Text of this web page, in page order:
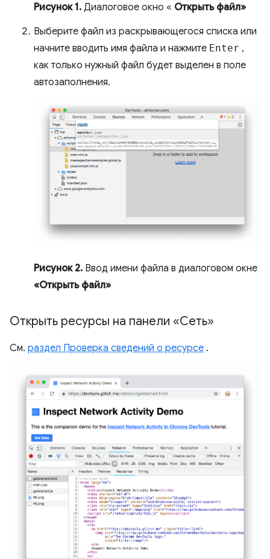
Рисунок 1. Диалоговое окно « Открыть файл»
Выберите файл из раскрывающегося списка или
начните вводить имя файла и нажмите Enter ,
как только нужный файл будет выделен в поле
автозаполнения.
Рисунок 2. Ввод имени файла в диалоговом окне
«Открыть файл»
Открыть ресурсы на панели «Сеть»
См. раздел Проверка сведений о ресурсе .